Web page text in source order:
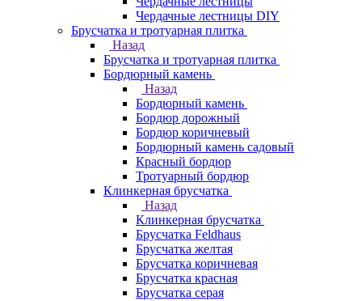
Чердачные лестницы DIY
Брусчатка и тротуарная плитка
Назад
Брусчатка и тротуарная плитка
Бордюрный камень
Назад
Бордюрный камень
Бордюр дорожный
Бордюр коричневый
Бордюрный камень садовый
Красный бордюр
Тротуарный бордюр
Клинкерная брусчатка
Назад
Клинкерная брусчатка
Брусчатка Feldhaus
Брусчатка желтая
Брусчатка коричневая
Брусчатка красная
Брусчатка серая